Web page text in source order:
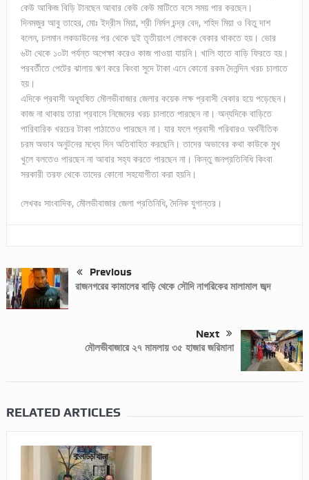
কেউ আকিজ বিড়ি টানছেন আবার কেউ কেউ মাটিতে বসে সময় পার করছেন।
দিনমজুর আবু তাহের, মোঃ ইদ্রীস মিয়া, শ্রী নির্মল চন্দ্র বেদ, শহিদ মিয়া ও বিতু দাশ
বলেন, চলমান লকডাউনের পর থেকে দুই তৃতীয়াংশ লোককে বেকার থাকতে হয়। ভোর
৬টা থেকে ১০টা পর্যন্ত অপেক্ষা করেও কাজ পাওয়া যায়নি। খালি হাতে বাড়ি ফিরতে হয়।
পরবর্তীতে পেটের ঝালায় ঋণ করে কিংবা সুদে টাকা এনে কোনো রকম দৈনন্দিন খরচ চালাতে
হয়।
এদিকে প্রবাসী অধ্যূষিত মৌলভীবাজার জেলার কয়েক লক্ষ প্রবাসী বেকার হয়ে পড়েছেন।
কাজ না থাকায় তারা প্রবাসে নিজেদের খরচ চালাতে পারছেন না। অন্যদিকে বাড়িতে
পারিবারিক খরচের টাকা পাঠাতেও পারছেন না। যার ফলে প্রবাসী পরিবারও অর্থনীতিক
চরম অভাব অনুটনের মধ্যে দিন অতিবাহিত করছেনি। তাদের অভাবের কথা কাউকে মুখ
খুলে বলতেও পারছেন না আবার সহ্য করতে পারছেন না। কিন্তু জনপ্রতিনিধি কিংবা
সরকারী তরফ থেকে তাদের কোনো সহযোগীতা করা হয়নি।
লেখকঃ সাংবাদিক, মৌলভীবাজার জেলা প্রতিনিধি, দৈনিক যুগান্তর।
Previous
রাজনগরের কামালের বাড়ি থেকে সৌদি নাগরিকের মালামাল জব্দ
Next
মৌলভীবাজারে ২৭ মামলায় ৩৫ হাজার জরিমানা
RELATED ARTICLES